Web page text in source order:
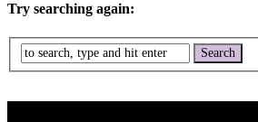
Try searching again: